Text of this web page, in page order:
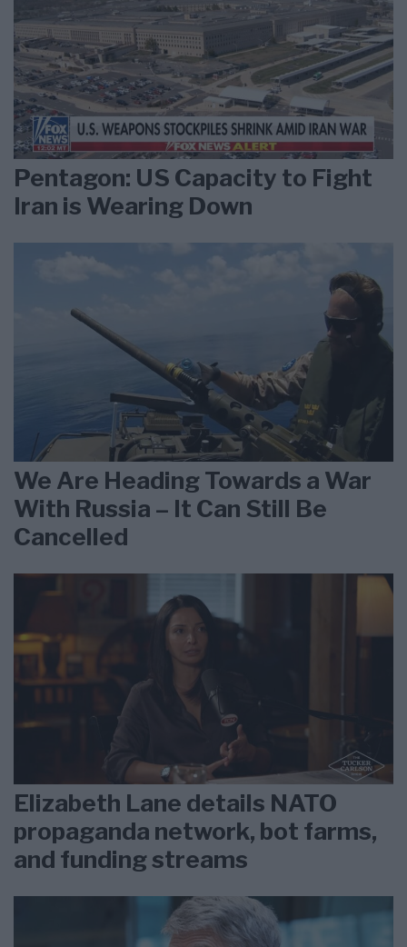
Pentagon: US Capacity to Fight
Iran is Wearing Down
We Are Heading Towards a War
With Russia – It Can Still Be
Cancelled
Elizabeth Lane details NATO
propaganda network, bot farms,
and funding streams